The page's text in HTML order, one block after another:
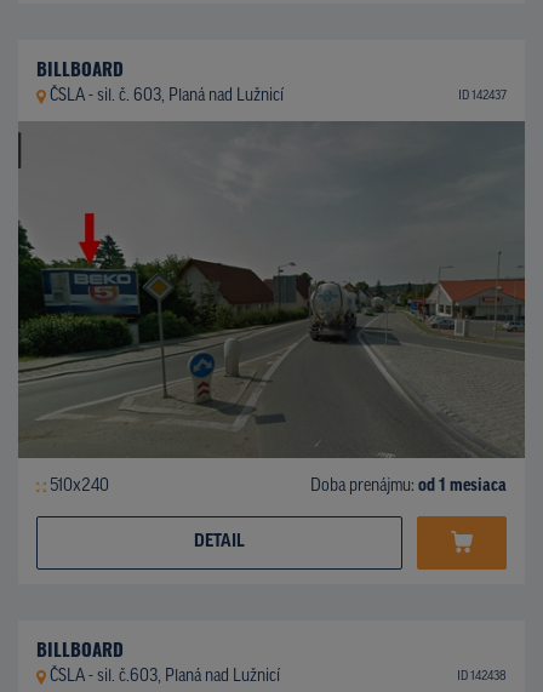
BILLBOARD
ČSLA - sil. č. 603, Planá nad Lužnicí ID 142437
510x240 Doba prenájmu: od 1 mesiaca
DETAIL
BILLBOARD
ČSLA - sil. č.603, Planá nad Lužnicí ID 142438